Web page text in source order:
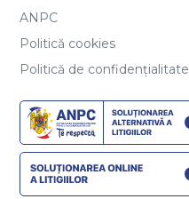
ANPC
Politică cookies
Politică de confidențialitate